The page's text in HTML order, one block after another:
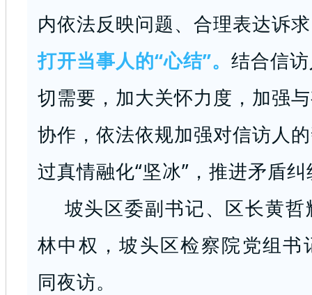
内依法反映问题、合理表达诉
打开当事人的“心结”。 结合信
切需要，加大关怀力度，加强
协作，依法依规加强对信访人
过真情融化“坚冰”，推进矛盾
坡头区委副书记、区长黄
林中权，坡头区检察院党组书
同夜访。